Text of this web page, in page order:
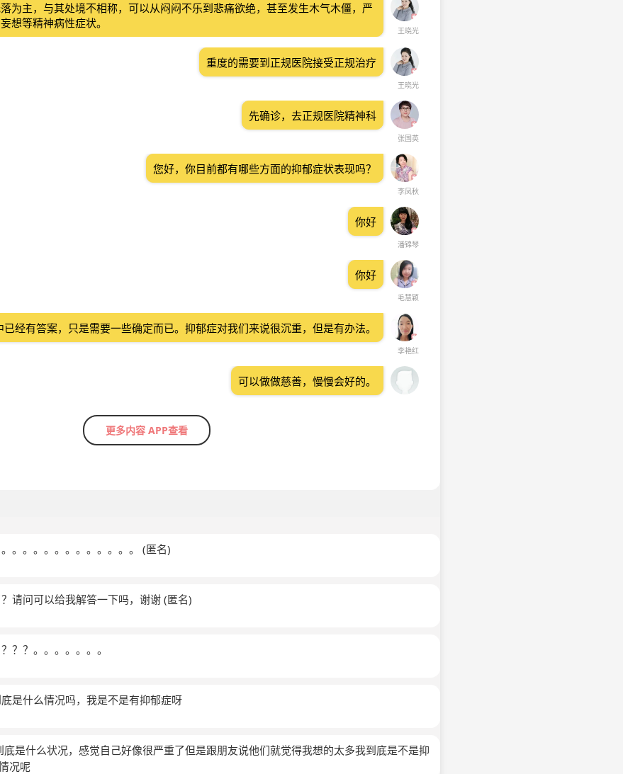
王晓光
为主，与其处境不相称，可以从闷闷不乐到悲痛欲绝，甚至发生木气木僵，严
想等精神病性症状。
王晓光
重度的需要到正规医院接受正规治疗
张国英
先确诊，去正规医院精神科
李凤秋
您好，你目前都有哪些方面的抑郁症状表现吗？
潘锦琴
你好
毛慧颖
你好
李艳红
经有答案，只是需要一些确定而已。抑郁症对我们来说很沉重，但是有办法。
可以做做慈善，慢慢会好的。
更多内容 APP查看
。。。。。。。。。。。。 (匿名)
请问可以给我解答一下吗，谢谢 (匿名)
？？。。。。。。。
是什么情况吗，我是不是有抑郁症呀
是什么状况，感觉自己好像很严重了但是跟朋友说他们就觉得我想的太多我到底是不是抑
况呢